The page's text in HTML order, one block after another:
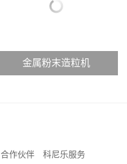
金属粉末造粒机
合作伙伴 科尼乐服务